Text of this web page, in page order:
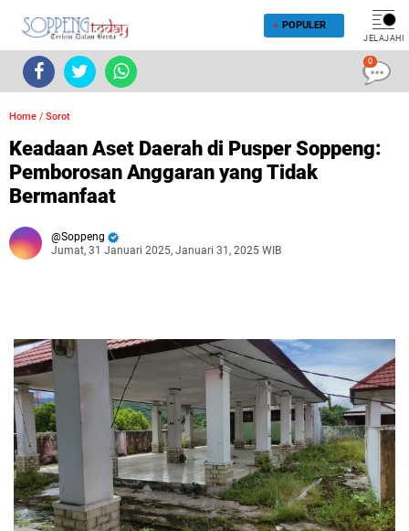
POPULER
JELAJAHI
Home / Sorot
Keadaan Aset Daerah di Pusper Soppeng:
Pemborosan Anggaran yang Tidak
Bermanfaat
Soppeng
Jumat, 31 Januari 2025, Januari 31, 2025 WIB
0